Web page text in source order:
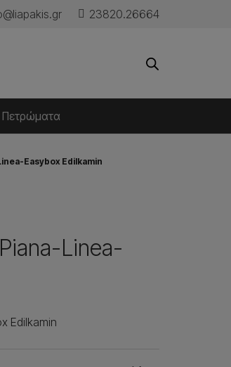
23820.26664
Πετρώματα
Easybox Edilkamin
Linea-
Edilkamin